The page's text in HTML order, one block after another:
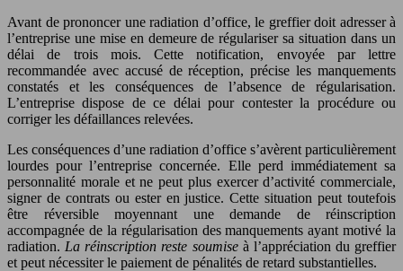
Avant de prononcer une radiation d’office, le greffier doit adresser à
l’entreprise une mise en demeure de régulariser sa situation dans un
délai de trois mois. Cette notification, envoyée par lettre
recommandée avec accusé de réception, précise les manquements
constatés et les conséquences de l’absence de régularisation.
L’entreprise dispose de ce délai pour contester la procédure ou
corriger les défaillances relevées.
Les conséquences d’une radiation d’office s’avèrent particulièrement
lourdes pour l’entreprise concernée. Elle perd immédiatement sa
personnalité morale et ne peut plus exercer d’activité commerciale,
signer de contrats ou ester en justice. Cette situation peut toutefois
être réversible moyennant une demande de réinscription
accompagnée de la régularisation des manquements ayant motivé la
radiation. La réinscription reste soumiseà l’appréciation du greffier
et peut nécessiter le paiement de pénalités de retard substantielles.